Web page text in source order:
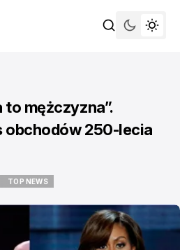
to mężczyzna”.
obchodów 250-lecia
TOP NEWS